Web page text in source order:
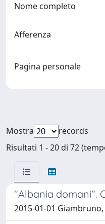
Nome completo
Afferenza
Pagina personale
Mostra
records
Risultati 1 - 20 di 72
"Albania domani".
2015-01-01 Giambruno,